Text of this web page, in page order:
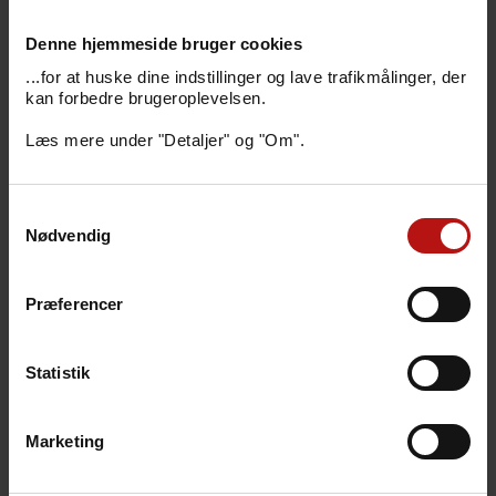
Denne hjemmeside bruger cookies
...for at huske dine indstillinger og lave trafikmålinger, der
kan forbedre brugeroplevelsen.
Læs mere under "Detaljer" og "Om".
Nødvendig
Præferencer
Statistik
Marketing
for, at relevante fugle bliver sendt til
undersøgelse.
Statens Serum Instituts rolle i
forhold til fugleinfluenza
overvåger forekomsten og
Nationalt Reference Laboratorium
for influenza i fugle og udfører
laboratorieundersøgelserne for